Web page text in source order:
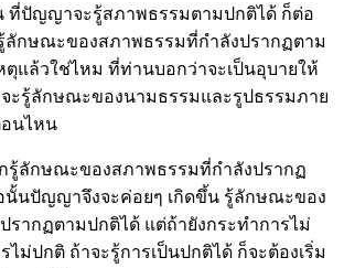
ที่ปัญญาจะรู้สภาพธรรมตามปกติได้ ก็ต่อ
ลักษณะของสภาพธรรมที่กำลังปรากฏตาม
ตุแล้วใช่ไหม ที่ท่านบอกว่าจะเป็นอุบายให้
ะรู้ลักษณะของนามธรรมและรูปธรรมภาย
นไหน
กรู้ลักษณะของสภาพธรรมที่กำลังปรากฏ
นั้นปัญญาจึงจะค่อยๆ เกิดขึ้น รู้ลักษณะของ
รากฏตามปกติได้ แต่ถ้ายังกระทำการไม่
ไม่ปกติ ถ้าจะรู้การเป็นปกติได้ ก็จะต้องเริ่ม